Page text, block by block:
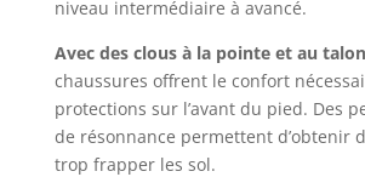
niveau intermédiaire à avancé.
Avec des clous à la pointe et au talon
chaussures offrent le confort
protections sur l’avant du pied. Des
de résonnance permettent d’obtenir
trop frapper les sol.